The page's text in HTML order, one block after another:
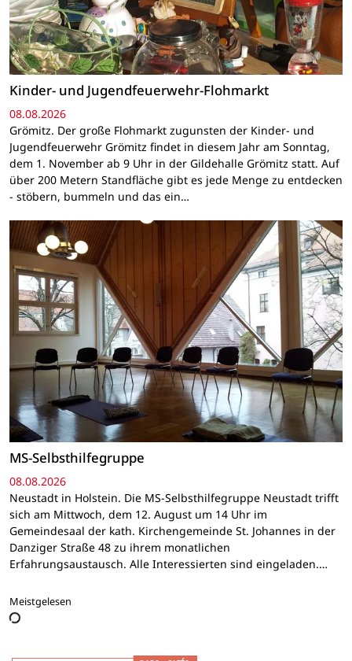
Kinder- und Jugendfeuerwehr-Flohmarkt
08.08.2026
Grömitz. Der große Flohmarkt zugunsten der Kinder- und
Jugendfeuerwehr Grömitz findet in diesem Jahr am Sonntag,
dem 1. November ab 9 Uhr in der Gildehalle Grömitz statt. Auf
über 200 Metern Standfläche gibt es jede Menge zu entdecken
- stöbern, bummeln und das ein…
MS-Selbsthilfegruppe
08.08.2026
Neustadt in Holstein. Die MS-Selbsthilfegruppe Neustadt trifft
sich am Mittwoch, dem 12. August um 14 Uhr im
Gemeindesaal der kath. Kirchengemeinde St. Johannes in der
Danziger Straße 48 zu ihrem monatlichen
Erfahrungsaustausch. Alle Interessierten sind eingeladen.…
Meistgelesen